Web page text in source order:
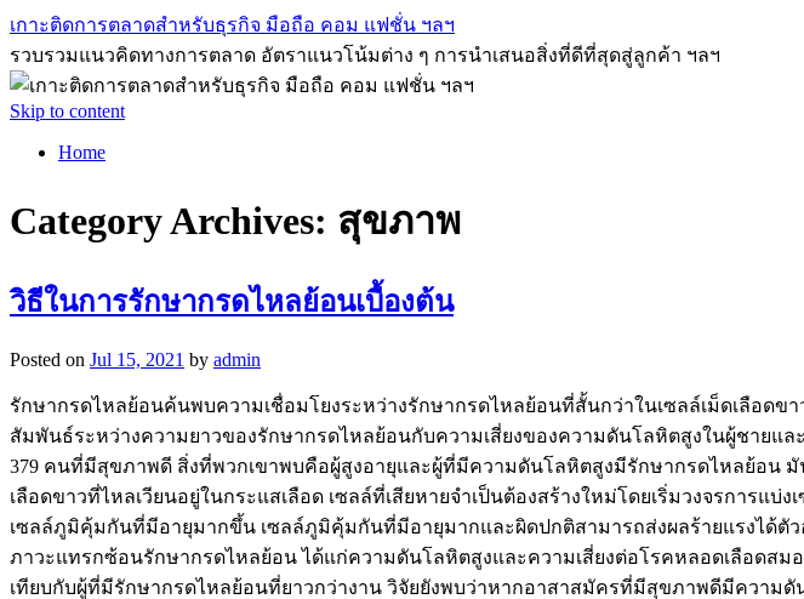
เกาะติดการตลาดสำหรับธุรกิจ มือถือ คอม แฟชั่น ฯลฯ
รวบรวมแนวคิดทางการตลาด อัตราแนวโน้มต่าง ๆ การนำเสนอสิ่งที่ดีที่สุดสู่ลูกค้า ฯลฯ
Skip to content
Home
Category Archives: สุขภาพ
วิธีในการรักษากรดไหลย้อนเบื้องต้น
Posted on Jul 15, 2021 by admin
รักษากรดไหลย้อนค้นพบความเชื่อมโยงระหว่างรักษากรดไหลย้อนที่สั้นกว่าในเซลล์เม็ดเลือด
สัมพันธ์ระหว่างความยาวของรักษากรดไหลย้อนกับความเสี่ยงของความดันโลหิตสูงในผู้ชาย
379 คนที่มีสุขภาพดี สิ่งที่พวกเขาพบคือผู้สูงอายุและผู้ที่มีความดันโลหิตสูงมีรักษากรดไหลย้อน
เลือดขาวที่ไหลเวียนอยู่ในกระแสเลือด เซลล์ที่เสียหายจำเป็นต้องสร้างใหม่โดยเริ่มวงจรการ
เซลล์ภูมิคุ้มกันที่มีอายุมากขึ้น เซลล์ภูมิคุ้มกันที่มีอายุมากและผิดปกติสามารถส่งผลร้ายแรงได้ตั
ภาวะแทรกซ้อนรักษากรดไหลย้อน ได้แก่ความดันโลหิตสูงและความเสี่ยงต่อโรคหลอดเลือดสม
เทียบกับผู้ที่มีรักษากรดไหลย้อนที่ยาวกว่างาน วิจัยยังพบว่าหากอาสาสมัครที่มีสุขภาพดีมีความ